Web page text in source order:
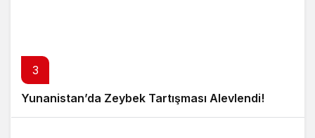
3
Yunanistan’da Zeybek Tartışması Alevlendi!